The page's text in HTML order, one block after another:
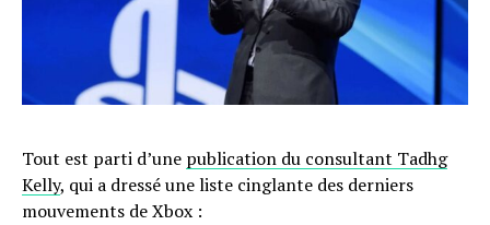
Tout est parti d’une publication du consultant Tadhg
Kelly, qui a dressé une liste cinglante des derniers
mouvements de Xbox :